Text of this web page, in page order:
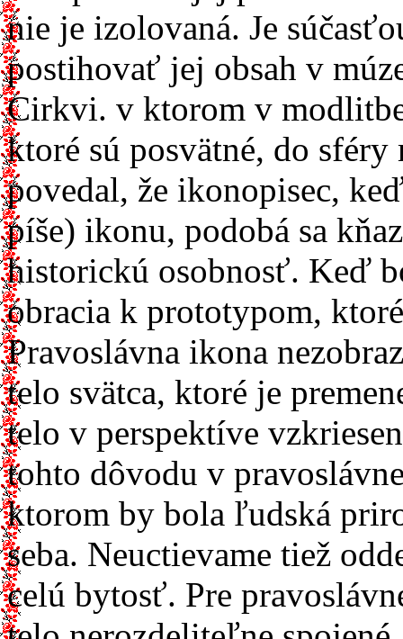
nie je izolovaná. Je
postihovať jej obsah v
Cirkvi. v ktorom v
ktoré sú posvätné, do
povedal, že ikonopisec,
píše) ikonu, podobá sa
historickú osobnosť. Keď
obracia k prototypom,
Pravoslávna ikona
telo svätca, ktoré je
telo v perspektíve
tohto dôvodu v
ktorom by bola ľudská
seba. Neuctievame tiež
celú bytosť. Pre